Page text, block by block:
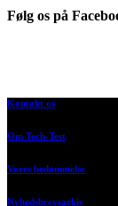
Følg os på
Kontakt os
Om Tech-Test
Vores bedømmelse
Nyhedsbrevsarkiv